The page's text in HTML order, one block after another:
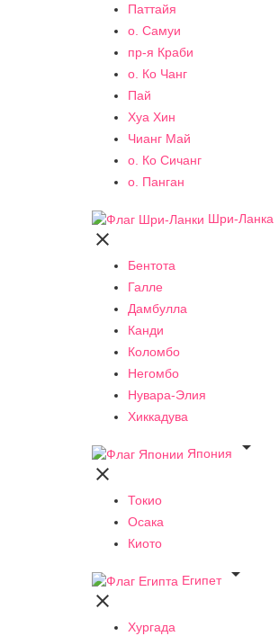
Паттайя
о. Самуи
пр-я Краби
о. Ко Чанг
Пай
Хуа Хин
Чианг Май
о. Ко Сичанг
о. Панган
Шри-Ланка

Бентота
Галле
Дамбулла
Канди
Коломбо
Негомбо
Нувара-Элия
Хиккадува
Япония


Токио
Осака
Киото
Египет


Хургада